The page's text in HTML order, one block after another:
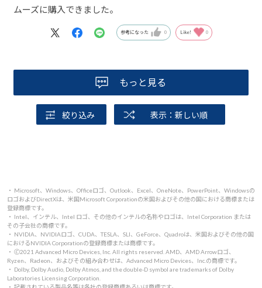
ムーズに購入できました。
参考になった 0 Like! 0
もっと見る
絞り込み 表示：新しい順
・ Microsoft、Windows、Officeロゴ、Outlook、Excel、OneNote、PowerPoint、Windowsの
ロゴおよびDirectXは、米国Microsoft Corporationの米国およびその他の国における商標または
登録商標です。
・ Intel、インテル、Intel ロゴ、その他のインテルの名称やロゴは、Intel Corporation または
その子会社の商標です。
・ NVIDIA、NVIDIAロゴ、CUDA、TESLA、SLI、GeForce、Quadroは、米国およびその他の国
におけるNVIDIA Corporationの登録商標または商標です。
・ 🄫2021 Advanced Micro Devices, Inc. All rights reserved. AMD、AMD Arrowロゴ、
Ryzen、Radeon、およびその組み合わせは、Advanced Micro Devices、Inc.の商標です。
・ Dolby, Dolby Audio, Dolby Atmos, and the double-D symbol are trademarks of Dolby
Laboratories Licensing Corporation.